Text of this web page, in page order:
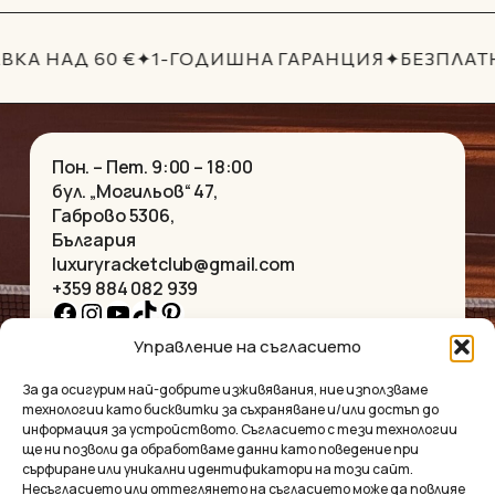
Управление на съгласието
За да осигурим най-добрите изживявания, ние използваме
технологии като бисквитки за съхраняване и/или достъп до
информация за устройството. Съгласието с тези технологии
ще ни позволи да обработваме данни като поведение при
сърфиране или уникални идентификатори на този сайт.
Несъгласието или оттеглянето на съгласието може да повлияе
62.10€.52.79€.
НАД 60 €✦1-ГОДИШНА ГАРАНЦИЯ✦
Пон. – Пет. 9:00 – 18:00
бул. „Могильов“ 47,
Габрово 5306,
България
luxuryracketclub@gmail.com
+359 884 082 939
Facebook
Instagram
YouTube
TikTok
Pinterest
НАЧАЛО
ЗА НАС
МАГАЗИНЪТ
КОНТАКТ
КОЛЕКЦИИ
КОЛИЕТА
ГРИВНИ
ВИСУЛКИ
ОБЕЦИ
АКСЕСОАРИ